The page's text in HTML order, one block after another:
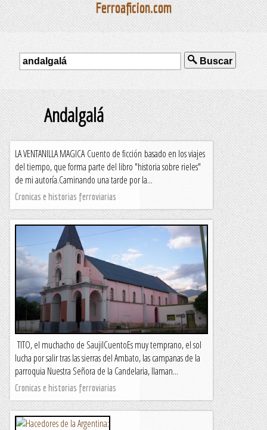
Ferroaficion.com
Buscar
Andalgalá
LA VENTANILLA MAGICA Cuento de ficción basado en los viajes
del tiempo, que forma parte del libro "historia sobre rieles"
de mi autoría.Caminando una tarde por la...
Cronicas e historias ferroviarias
TITO, el muchacho de SaujilCuentoEs muy temprano, el sol
lucha por salir tras las sierras del Ambato, las campanas de la
parroquia Nuestra Señora de la Candelaria, llaman...
Cronicas e historias ferroviarias